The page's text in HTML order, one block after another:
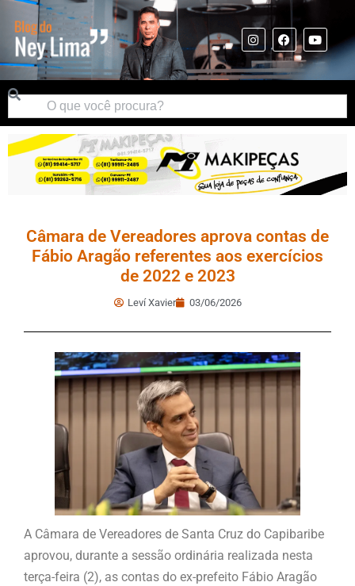
Câmara de Vereadores aprova contas de
Fábio Aragão referentes aos exercícios
de 2022 e 2023
Leví Xavier 03/06/2026
A Câmara de Vereadores de Santa Cruz do Capibaribe
aprovou, durante a sessão ordinária realizada nesta
terça-feira (2), as contas do ex-prefeito Fábio Aragão